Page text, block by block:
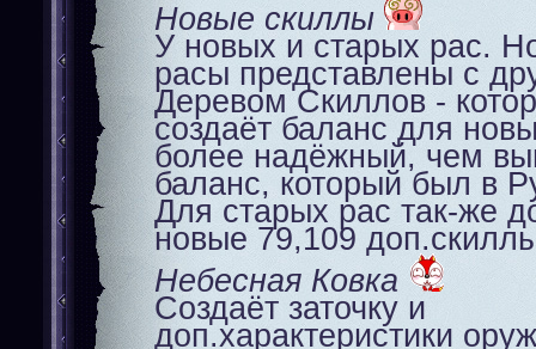
Новые скиллы
У новых и старых рас.
расы представлены с
Деревом Скиллов -
создаёт баланс для
более надёжный, чем
баланс, который был в
Для старых рас так-же
новые 79,109
Небесная Ковка
Создаёт заточку и
доп.характеристики